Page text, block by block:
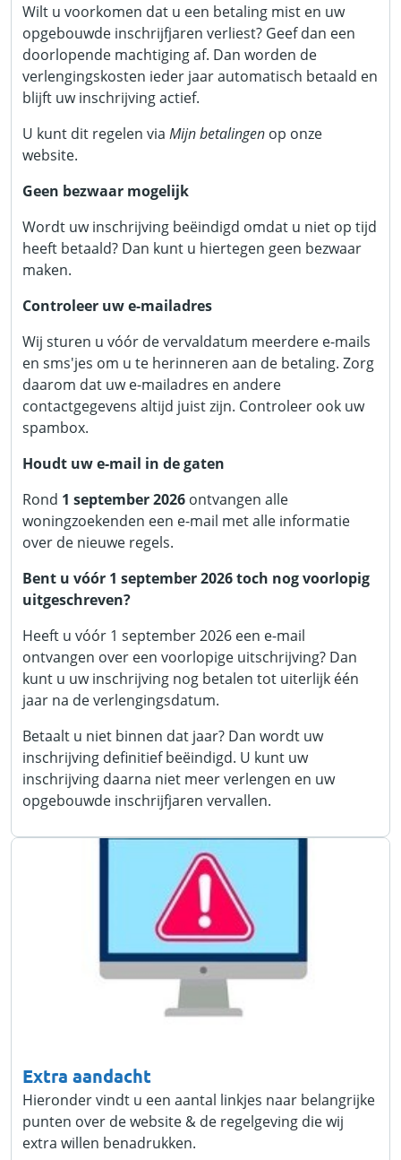
Wilt u voorkomen dat u een betaling mist en uw
opgebouwde inschrijfjaren verliest? Geef dan een
doorlopende machtiging af. Dan worden de
verlengingskosten ieder jaar automatisch betaald en
blijft uw inschrijving actief.
U kunt dit regelen via Mijn betalingen op onze
website.
Geen bezwaar mogelijk
Wordt uw inschrijving beëindigd omdat u niet op tijd
heeft betaald? Dan kunt u hiertegen geen bezwaar
maken.
Controleer uw e-mailadres
Wij sturen u vóór de vervaldatum meerdere e-mails
en sms'jes om u te herinneren aan de betaling. Zorg
daarom dat uw e-mailadres en andere
contactgegevens altijd juist zijn. Controleer ook uw
spambox.
Houdt uw e-mail in de gaten
Rond 1 september 2026 ontvangen alle
woningzoekenden een e-mail met alle informatie
over de nieuwe regels.
Bent u vóór 1 september 2026 toch nog voorlopig
uitgeschreven?
Heeft u vóór 1 september 2026 een e-mail
ontvangen over een voorlopige uitschrijving? Dan
kunt u uw inschrijving nog betalen tot uiterlijk één
jaar na de verlengingsdatum.
Betaalt u niet binnen dat jaar? Dan wordt uw
inschrijving definitief beëindigd. U kunt uw
inschrijving daarna niet meer verlengen en uw
opgebouwde inschrijfjaren vervallen.
Extra aandacht
Hieronder vindt u een aantal linkjes naar belangrijke
punten over de website & de regelgeving die wij
extra willen benadrukken.